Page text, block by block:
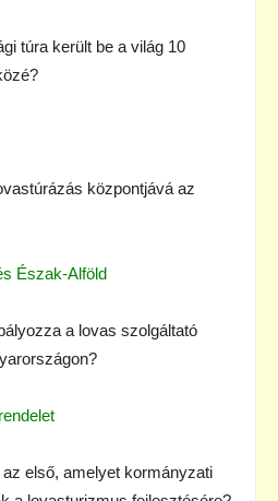
túra került be a világ 10
központjává az
Észak-Alföld
a lovas szolgáltató
első, amelyet kormányzati